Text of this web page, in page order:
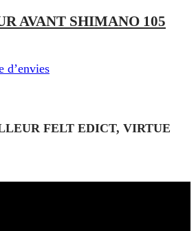
AVANT SHIMANO 105
d’envies
FELT EDICT, VIRTUE